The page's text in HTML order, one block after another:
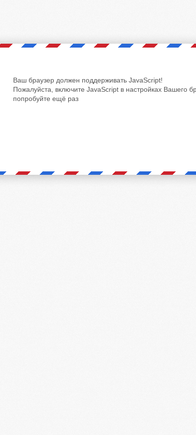
Ваш браузер должен поддерживать JavaScript!
Пожалуйста, включите JavaScript в настройках Вашего
попробуйте ещё раз